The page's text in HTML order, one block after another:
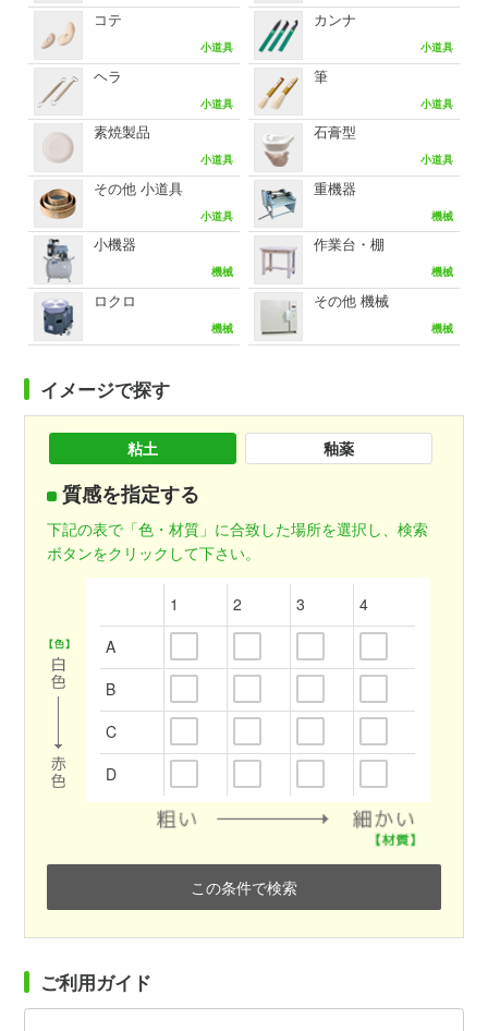
コテ
小道具
カンナ
小道具
ヘラ
小道具
筆
小道具
素焼製品
小道具
石膏型
小道具
その他 小道具
小道具
重機器
機械
小機器
機械
作業台・棚
機械
ロクロ
機械
その他 機械
機械
イメージで探す
粘土 釉薬
質感を指定する
下記の表で「色・材質」に合致した場所を選択し、検索
ボタンをクリックして下さい。
1 2 3
4
A
B
C
D
この条件で検索
ご利用ガイド